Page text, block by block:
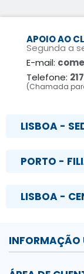
APOIO AO
Segunda a
E-mail:
Telefone:
(Chamada
LISBOA -
PORTO -
LISBOA -
INFORMAÇÃO